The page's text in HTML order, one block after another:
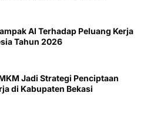
AI Terhadap Peluang Kerja
Tahun 2026
Jadi Strategi Penciptaan
di Kabupaten Bekasi